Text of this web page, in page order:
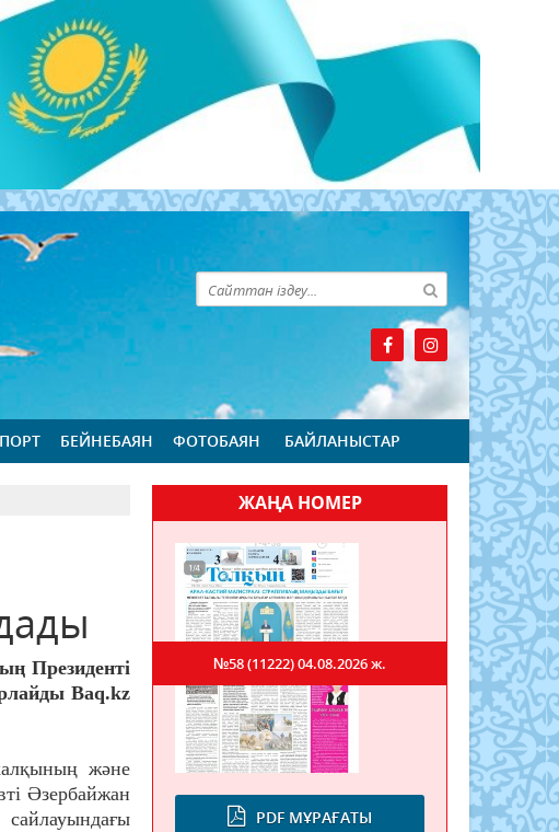
БЕЙНЕБАЯН ФОТОБАЯН БАЙЛАНЫСТАР
Президенті
Baq.kz
және
Әзербайжан
ЖАҢА НОМЕР
PDF МҰРАҒАТЫ
№58 (11222)04.08.2026 ж.